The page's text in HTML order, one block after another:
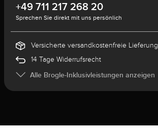
+49 711 217 268 20
Sprechen Sie direkt mit uns persönlich
Versicherte versandkostenfreie Lieferung
14 Tage Widerrufsrecht
Alle Brogle-Inklusivleistungen anzeigen